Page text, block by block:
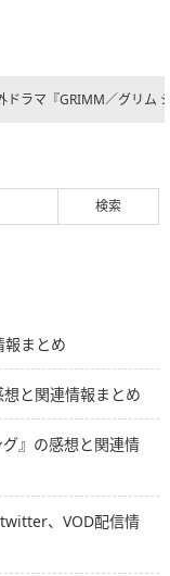
ドラマ『GRIMM／グリム
報まとめ
と関連情報まとめ
』の感想と関連情
、VOD配信情